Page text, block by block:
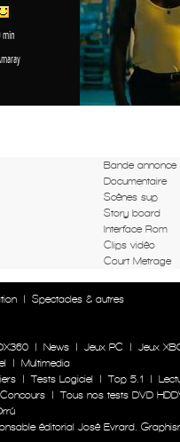
min
Bande annonce
Documentaire
Scènes sup
Story board
Interface Rom
Clips vidéo
Court Metrage
|
Spectacles & autres
| News | Jeux PC | Jeux
|
Multimedia
| Tests Logiciel | Top 5.1 |
| Tous nos tests DVD
éditorial José Evrard.